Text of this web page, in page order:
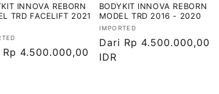
INNOVA REBORN
TRD FACELIFT 2021
Rp 4.500.000,00
BODYKIT INNOVA REBORN
MODEL TRD 2016 - 2020
Vendor:
IMPORTED
Harga
reguler
Dari Rp 4.500.000,00
IDR